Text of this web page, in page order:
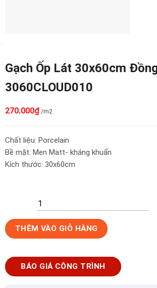
Gạch Ốp Lát 30x60cm
3060CLOUD010
270.000₫ /m2
Chất liệu: Porcelain
Bề mặt: Men Matt- kháng khuẩn
Kích thước: 30x60cm
Gạch
Ốp
30x60cm
Đồng
THÊM VÀO GIỎ HÀNG
BÁO GIÁ CÔNG TRÌNH